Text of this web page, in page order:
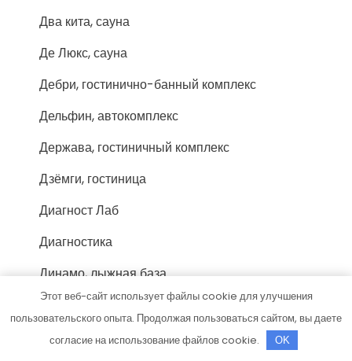
Два кита, сауна
Де Люкс, сауна
Дебри, гостинично-банный комплекс
Дельфин, автокомплекс
Держава, гостиничный комплекс
Дзёмги, гостиница
Диагност Лаб
Диагностика
Динамо, лыжная база
Домино, культурно-развлекательный
комплекс
Этот веб-сайт использует файлы cookie для улучшения
пользовательского опыта. Продолжая пользоваться сайтом, вы даете
согласие на использование файлов cookie.
OK